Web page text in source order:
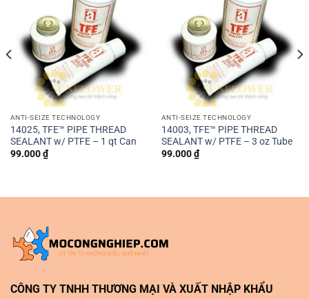
ANTI-SEIZE TECHNOLOGY
14025, TFE™ PIPE THREAD
SEALANT w/ PTFE – 1 qt Can
99.000₫
ANTI-SEIZE TECHNOLOGY
14003, TFE™ PIPE THREAD
SEALANT w/ PTFE – 3 oz Tube
99.000₫
CÔNG TY TNHH THƯƠNG MẠI VÀ XUẤT NHẬP KHẨU